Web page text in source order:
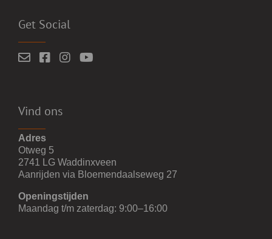
Get Social
Vind ons
Adres
Otweg 5
2741 LG Waddinxveen
Aanrijden via Bloemendaalseweg 27
Openingstijden
Maandag t/m zaterdag: 9:00–16:00